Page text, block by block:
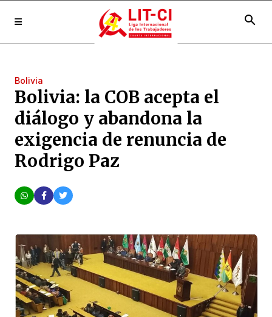
search
Bolivia
Bolivia: la COB acepta el
diálogo y abandona la
exigencia de renuncia de
Rodrigo Paz